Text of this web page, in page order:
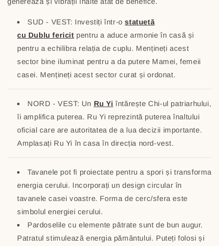
SUD - VEST: Investiți într-ostatuetă
cu Dublu fericit pentru a aduce armonie în casă și
pentru a echilibra relația de cuplu. Mențineți acest
sector bine iluminat pentru a da putere Mamei, femeii
casei. Mențineți acest sector curat și ordonat.
NORD - VEST: Un Ru Yi întărește Chi-ul patriarhului,
îi amplifica puterea. Ru Yi reprezintă puterea înaltului
oficial care are autoritatea de a lua decizii importante.
Amplasați Ru Yi în casa în direcția nord-vest.
Tavanele pot fi proiectate pentru a spori și transforma
energia cerului. Incorporați un design circular în
tavanele casei voastre. Forma de cerc/sfera este
simbolul energiei cerului.
Pardoselile cu elemente pătrate sunt de bun augur.
Patratul stimulează energia pământului. Puteți folosi și